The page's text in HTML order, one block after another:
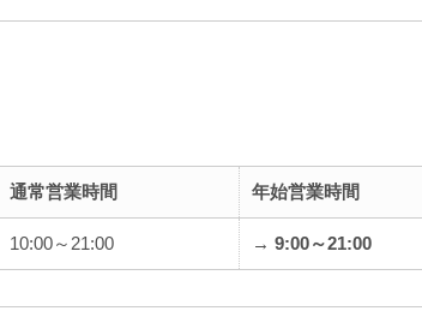
通常営業時間 年始営業時間
10:00～21:00 → 9:00～21:00